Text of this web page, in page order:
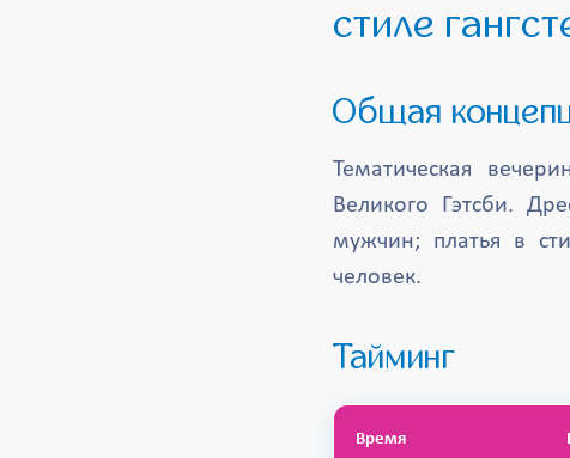
стиле
Общая
Тематическая
Великого Гэтсби.
мужчин; платья в
человек.
Тайминг
Время